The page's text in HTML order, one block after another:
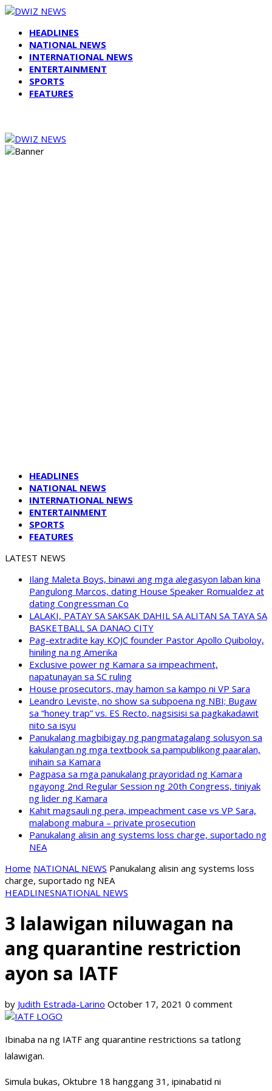
HEADLINES
NATIONAL NEWS
INTERNATIONAL NEWS
ENTERTAINMENT
SPORTS
FEATURES
HEADLINES
NATIONAL NEWS
INTERNATIONAL NEWS
ENTERTAINMENT
SPORTS
FEATURES
LATEST NEWS
Ilang Maleta Boys, binawi ang mga alegasyon laban kina
Pangulong Marcos, dating House Speaker Romualdez at
dating Congressman Co
LALAKI, PATAY SA SAKSAK DAHIL SA ALITAN SA TAYA SA
BASKETBALL SA DANAO CITY
Pag-extradite kay KOJC founder Pastor Apollo Quiboloy,
hiniling na ng Amerika
Exclusive power ng Kamara sa impeachment,
napatunayan sa SC ruling
House prosecutors, may hamon sa kampo ni VP Sara
Leandro Leviste, no show sa subpoena ng NBI; Bugaw
sa “honey trap” vs. ES Recto, nagsisisi sa pagkakadawit
nito sa isyu
Panukalang magbibigay ng pangmatagalang solusyon sa
kakulangan ng mga textbook sa pampublikong paaralan,
inihain sa Kamara
Pagpasa sa mga panukalang prayoridad ng Kamara
ngayong 2nd Regular Session ng 20th Congress, tiniyak
ng lider ng Kamara
Kahit magsauli ng pera, impeachment case vs VP Sara,
malabong mabura – private prosecution
Panukalang alisin ang systems loss charge, suportado ng
NEA
Home NATIONAL NEWS Panukalang alisin ang systems loss
charge, suportado ng NEA
HEADLINESNATIONAL NEWS
3 lalawigan niluwagan na
ang quarantine restriction
ayon sa IATF
by Judith Estrada-Larino October 17, 2021 0 comment
Ibinaba na ng IATF ang quarantine restrictions sa tatlong
lalawigan.
Simula bukas, Oktubre 18 hanggang 31, ipinabatid ni